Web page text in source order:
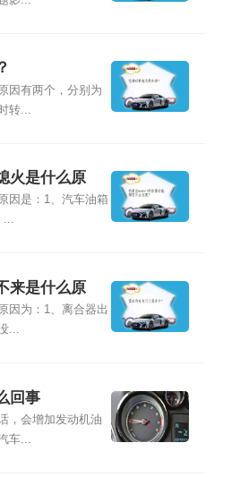
因有两个，分别为
转...
火是什么原
因是：1、汽车油箱
...
来是什么原
因为：1、离合器出
...
回事
，会增加发动机油
车...